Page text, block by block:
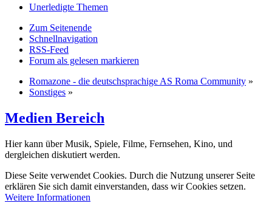
Unerledigte Themen
Zum Seitenende
Schnellnavigation
RSS-Feed
Forum als gelesen markieren
Romazone - die deutschsprachige AS Roma Community »
Sonstiges »
Medien Bereich
Hier kann über Musik, Spiele, Filme, Fernsehen, Kino, und
dergleichen diskutiert werden.
Diese Seite verwendet Cookies. Durch die Nutzung unserer Seite
erklären Sie sich damit einverstanden, dass wir Cookies setzen.
Weitere Informationen